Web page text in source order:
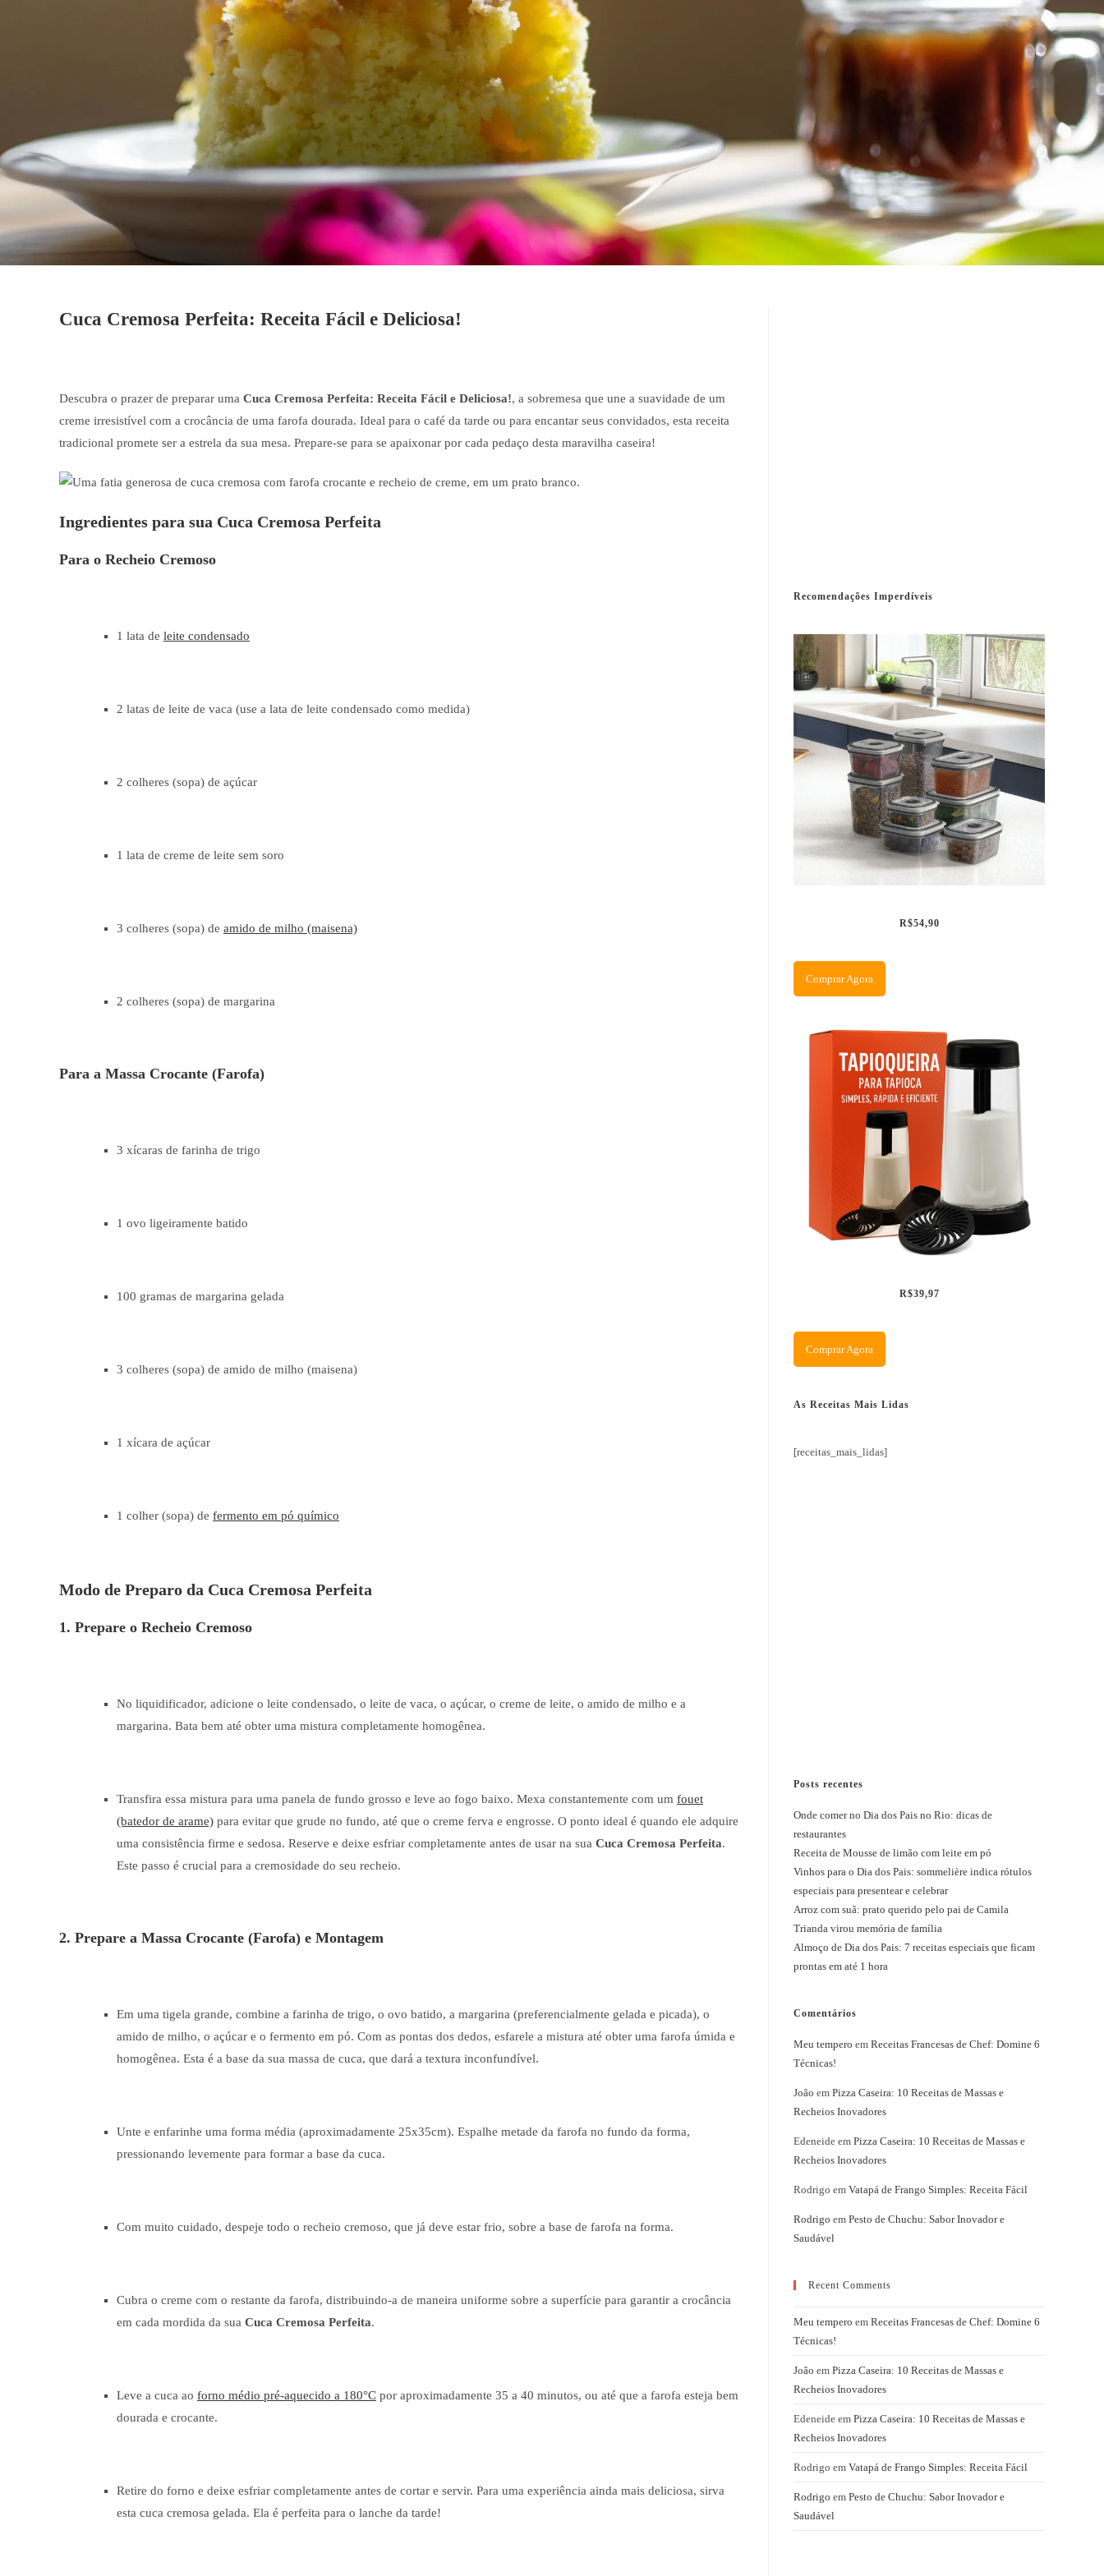
Cuca Cremosa Perfeita: Receita Fácil e Deliciosa!
Descubra o prazer de preparar uma Cuca Cremosa Perfeita: Receita Fácil e Deliciosa!, a sobremesa que une a suavidade de um
creme irresistível com a crocância de uma farofa dourada. Ideal para o café da tarde ou para encantar seus convidados, esta receita
tradicional promete ser a estrela da sua mesa. Prepare-se para se apaixonar por cada pedaço desta maravilha caseira!
Ingredientes para sua Cuca Cremosa Perfeita
Para o Recheio Cremoso
1 lata de leite condensado
2 latas de leite de vaca (use a lata de leite condensado como medida)
2 colheres (sopa) de açúcar
1 lata de creme de leite sem soro
3 colheres (sopa) de amido de milho (maisena)
2 colheres (sopa) de margarina
Para a Massa Crocante (Farofa)
3 xícaras de farinha de trigo
1 ovo ligeiramente batido
100 gramas de margarina gelada
3 colheres (sopa) de amido de milho (maisena)
1 xícara de açúcar
1 colher (sopa) de fermento em pó químico
Modo de Preparo da Cuca Cremosa Perfeita
1. Prepare o Recheio Cremoso
No liquidificador, adicione o leite condensado, o leite de vaca, o açúcar, o creme de leite, o amido de milho e a
margarina. Bata bem até obter uma mistura completamente homogênea.
Transfira essa mistura para uma panela de fundo grosso e leve ao fogo baixo. Mexa constantemente com um fouet
(batedor de arame) para evitar que grude no fundo, até que o creme ferva e engrosse. O ponto ideal é quando ele adquire
uma consistência firme e sedosa. Reserve e deixe esfriar completamente antes de usar na sua Cuca Cremosa Perfeita.
Este passo é crucial para a cremosidade do seu recheio.
2. Prepare a Massa Crocante (Farofa) e Montagem
Em uma tigela grande, combine a farinha de trigo, o ovo batido, a margarina (preferencialmente gelada e picada), o
amido de milho, o açúcar e o fermento em pó. Com as pontas dos dedos, esfarele a mistura até obter uma farofa úmida e
homogênea. Esta é a base da sua massa de cuca, que dará a textura inconfundível.
Unte e enfarinhe uma forma média (aproximadamente 25x35cm). Espalhe metade da farofa no fundo da forma,
pressionando levemente para formar a base da cuca.
Com muito cuidado, despeje todo o recheio cremoso, que já deve estar frio, sobre a base de farofa na forma.
Cubra o creme com o restante da farofa, distribuindo-a de maneira uniforme sobre a superfície para garantir a crocância
em cada mordida da sua Cuca Cremosa Perfeita.
Leve a cuca ao forno médio pré-aquecido a 180°C por aproximadamente 35 a 40 minutos, ou até que a farofa esteja bem
dourada e crocante.
Retire do forno e deixe esfriar completamente antes de cortar e servir. Para uma experiência ainda mais deliciosa, sirva
esta cuca cremosa gelada. Ela é perfeita para o lanche da tarde!
Recomendações Imperdíveis
R$54,90
Comprar Agora
R$39,97
Comprar Agora
As Receitas Mais Lidas
[receitas_mais_lidas]
Posts recentes
Onde comer no Dia dos Pais no Rio: dicas de
restaurantes
Receita de Mousse de limão com leite em pó
Vinhos para o Dia dos Pais: sommelière indica rótulos
especiais para presentear e celebrar
Arroz com suã: prato querido pelo pai de Camila
Trianda virou memória de família
Almoço de Dia dos Pais: 7 receitas especiais que ficam
prontas em até 1 hora
Comentários
Meu tempero em Receitas Francesas de Chef: Domine 6
Técnicas!
João em Pizza Caseira: 10 Receitas de Massas e
Recheios Inovadores
Edeneide em Pizza Caseira: 10 Receitas de Massas e
Recheios Inovadores
Rodrigo em Vatapá de Frango Simples: Receita Fácil
Rodrigo em Pesto de Chuchu: Sabor Inovador e
Saudável
Recent Comments
Meu tempero em Receitas Francesas de Chef: Domine 6
Técnicas!
João em Pizza Caseira: 10 Receitas de Massas e
Recheios Inovadores
Edeneide em Pizza Caseira: 10 Receitas de Massas e
Recheios Inovadores
Rodrigo em Vatapá de Frango Simples: Receita Fácil
Rodrigo em Pesto de Chuchu: Sabor Inovador e
Saudável